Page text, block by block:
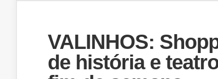
VALINHOS:
de história e